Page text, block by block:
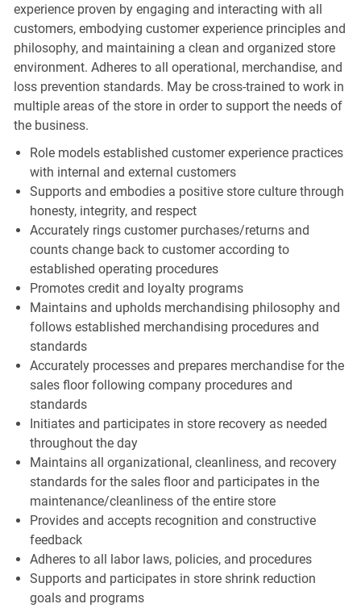
experience proven by engaging and interacting with all
customers, embodying customer experience principles and
philosophy, and maintaining a clean and organized store
environment. Adheres to all operational, merchandise, and
loss prevention standards. May be cross-trained to work in
multiple areas of the store in order to support the needs of
the business.
Role models established customer experience practices
with internal and external customers
Supports and embodies a positive store culture through
honesty, integrity, and respect
Accurately rings customer purchases/returns and
counts change back to customer according to
established operating procedures
Promotes credit and loyalty programs
Maintains and upholds merchandising philosophy and
follows established merchandising procedures and
standards
Accurately processes and prepares merchandise for the
sales floor following company procedures and
standards
Initiates and participates in store recovery as needed
throughout the day
Maintains all organizational, cleanliness, and recovery
standards for the sales floor and participates in the
maintenance/cleanliness of the entire store
Provides and accepts recognition and constructive
feedback
Adheres to all labor laws, policies, and procedures
Supports and participates in store shrink reduction
goals and programs